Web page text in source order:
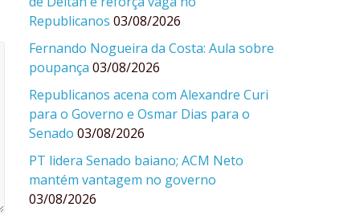
Republicanos 03/08/2026
Fernando Nogueira da Costa: Aula sobre
poupança 03/08/2026
Republicanos acena com Alexandre Curi
para o Governo e Osmar Dias para o
Senado 03/08/2026
PT lidera Senado baiano; ACM Neto
mantém vantagem no governo
03/08/2026